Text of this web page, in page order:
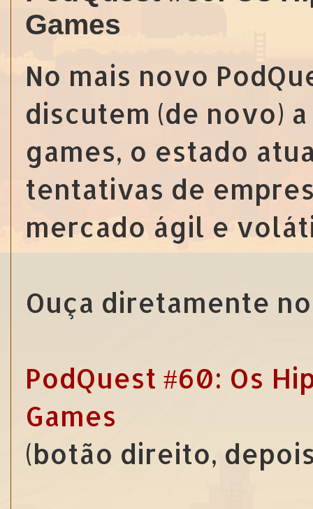
Games
No mais novo
discutem (de novo)
games, o estado
tentativas de
mercado ágil e
Ouça diretamente
PodQuest #60: Os
Games
(botão direito,